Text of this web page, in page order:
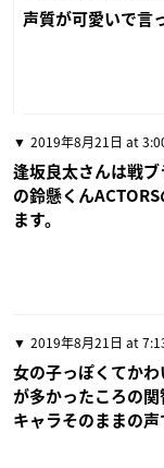
声質が可愛いで言
2019年8月21日 at
逢坂良太さんは戦
の鈴懸くん
ます。
2019年8月21日 at
女の子っぽくてか
が多かったころの
キャラそのままの